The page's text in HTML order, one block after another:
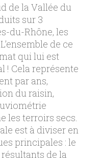
de la Vallée du
sur 3
du-Rhône, les
de ce
qui lui est
! Cela représente
par ans,
du raisin,
les terroirs secs.
est à diviser en
principales : le
de la